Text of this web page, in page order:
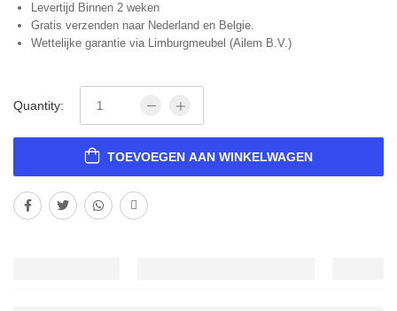
Levertijd Binnen 2 weken
Gratis verzenden naar Nederland en Belgie.
Wettelijke garantie via Limburgmeubel (Ailem B.V.)
Quantity:
TOEVOEGEN AAN WINKELWAGEN